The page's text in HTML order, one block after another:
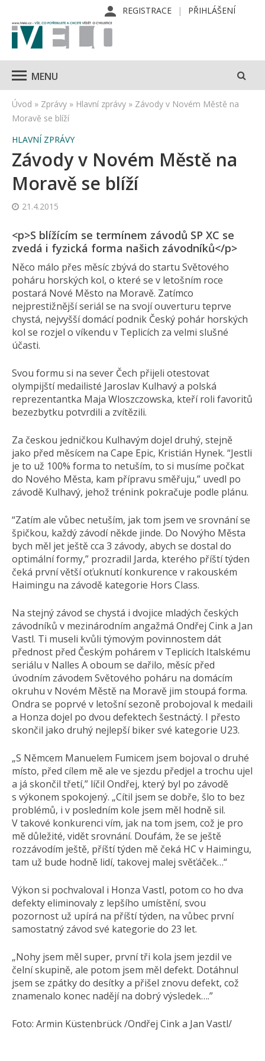
REGISTRACE PŘIHLÁŠENÍ
MENU
Úvod » Zprávy » Hlavní zprávy » Závody v Novém Městě na
Moravě se blíží
HLAVNÍ ZPRÁVY
Závody v Novém Městě na
Moravě se blíží
21.4.2015
<p>S blížícím se termínem závodů SP XC se
zvedá i fyzická forma našich závodníků</p>
Něco málo přes měsíc zbývá do startu Světového
poháru horských kol, o které se v letošním roce
postará Nové Město na Moravě. Zatímco
nejprestižnější seriál se na svojí ouverturu teprve
chystá, nejvyšší domácí podnik Český pohár horských
kol se rozjel o víkendu v Teplicích za velmi slušné
účasti.
Svou formu si na sever Čech přijeli otestovat
olympijští medailisté Jaroslav Kulhavý a polská
reprezentantka Maja Wloszczowska, kteří roli favoritů
bezezbytku potvrdili a zvítězili.
Za českou jedničkou Kulhavým dojel druhý, stejně
jako před měsícem na Cape Epic, Kristián Hynek. “Jestli
je to už 100% forma to netuším, to si musíme počkat
do Nového Města, kam přípravu směřuju,” uvedl po
závodě Kulhavý, jehož trénink pokračuje podle plánu.
“Zatím ale vůbec netuším, jak tom jsem ve srovnání se
špičkou, každý závodí někde jinde. Do Novýho Města
bych měl jet ještě cca 3 závody, abych se dostal do
optimální formy,” prozradil Jarda, kterého příští týden
čeká první větší oťuknutí konkurence v rakouském
Haimingu na závodě kategorie Hors Class.
Na stejný závod se chystá i dvojice mladých českých
závodníků v mezinárodním angažmá Ondřej Cink a Jan
Vastl. Ti museli kvůli týmovým povinnostem dát
přednost před Českým pohárem v Teplicích Italskému
seriálu v Nalles A oboum se dařilo, měsíc před
úvodním závodem Světového poháru na domácím
okruhu v Novém Městě na Moravě jim stoupá forma.
Ondra se poprvé v letošní sezoně probojoval k medaili
a Honza dojel po dvou defektech šestnáctý. I přesto
skončil jako druhý nejlepší biker své kategorie U23.
„S Němcem Manuelem Fumicem jsem bojoval o druhé
místo, před cílem mě ale ve sjezdu předjel a trochu ujel
a já skončil třetí,” líčil Ondřej, který byl po závodě
s výkonem spokojený. „Cítil jsem se dobře, šlo to bez
problémů, i v posledním kole jsem měl hodně sil.
V takové konkurenci vím, jak na tom jsem, což je pro
mě důležité, vidět srovnání. Doufám, že se ještě
rozzávodím ještě, příští týden mě čeká HC v Haimingu,
tam už bude hodně lidí, takovej malej svěťáček…“
Výkon si pochvaloval i Honza Vastl, potom co ho dva
defekty eliminovaly z lepšího umístění, svou
pozornost už upírá na příští týden, na vůbec první
samostatný závod své kategorie do 23 let.
„Nohy jsem měl super, první tři kola jsem jezdil ve
čelní skupině, ale potom jsem měl defekt. Dotáhnul
jsem se zpátky do desítky a přišel znovu defekt, což
znamenalo konec nadějí na dobrý výsledek….”
Foto: Armin Küstenbrück /Ondřej Cink a Jan Vastl/